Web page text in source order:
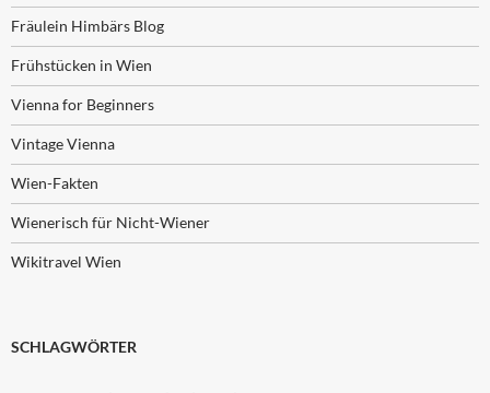
Fräulein Himbärs Blog
Frühstücken in Wien
Vienna for Beginners
Vintage Vienna
Wien-Fakten
Wienerisch für Nicht-Wiener
Wikitravel Wien
SCHLAGWÖRTER